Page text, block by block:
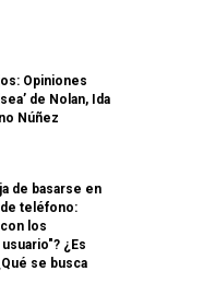
Opiniones
de Nolan, Ida
Núñez
de basarse en
teléfono:
los
¿Es
se busca